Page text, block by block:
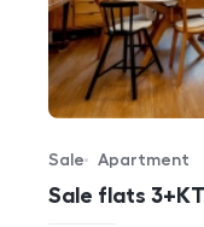
Sale flats
Offer type
Sale
Property type
Apartment